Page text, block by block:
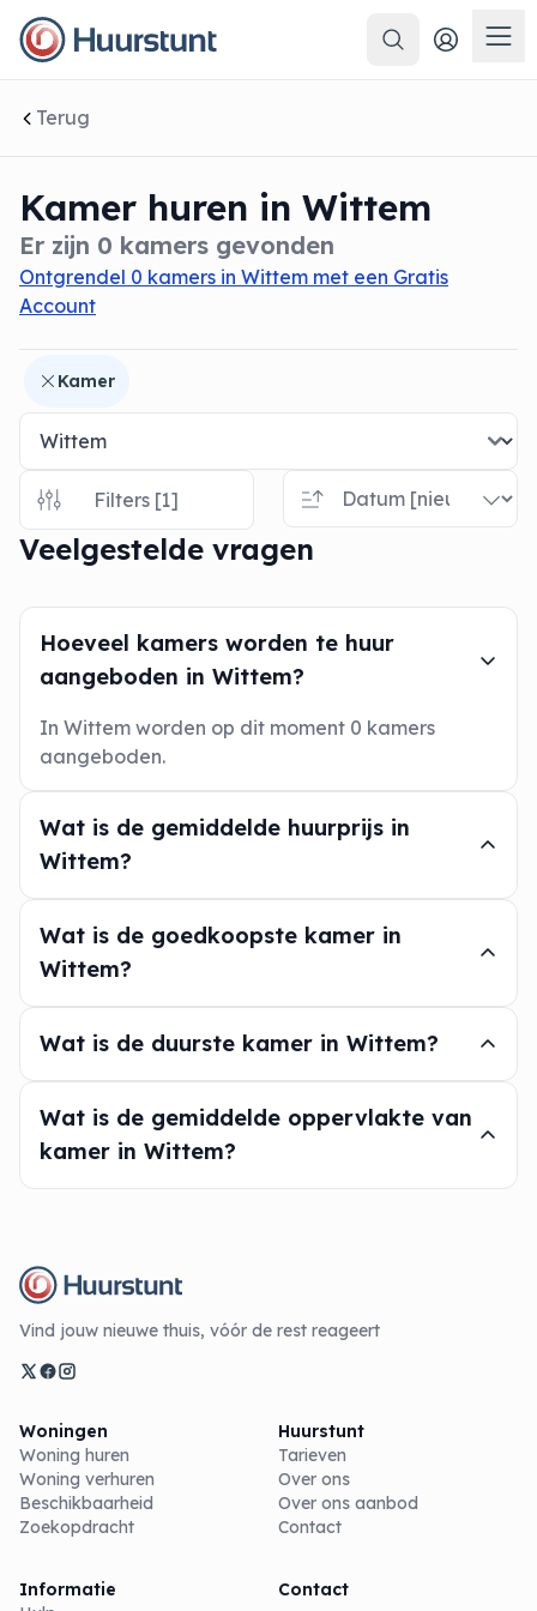
Zoeken
Terug
Kamer huren in Wittem
Er zijn 0 kamers gevonden
Ontgrendel 0 kamers in Wittem met een Gratis
Account
sluiten
Kamer
Filters [1]
Veelgestelde vragen
Hoeveel kamers worden te huur
aangeboden in Wittem?
In Wittem worden op dit moment 0 kamers
aangeboden.
Wat is de gemiddelde huurprijs in
Wittem?
Wat is de goedkoopste kamer in
Wittem?
Wat is de duurste kamer in Wittem?
Wat is de gemiddelde oppervlakte van
kamer in Wittem?
Vind jouw nieuwe thuis, vóór de rest reageert
Woningen
Woning huren
Woning verhuren
Beschikbaarheid
Zoekopdracht
Huurstunt
Tarieven
Over ons
Over ons aanbod
Contact
Informatie
Contact